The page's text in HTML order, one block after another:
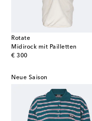
Rotate
Midirock mit Pailletten
€ 300
original price
Neue Saison